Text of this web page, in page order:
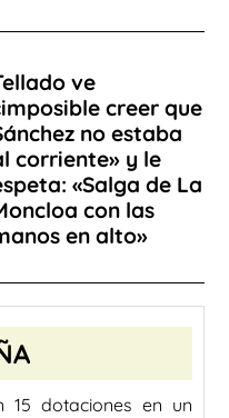
ve
creer que
no estaba
corriente» y le
«Salga de La
con las
en alto»
15 dotaciones en un